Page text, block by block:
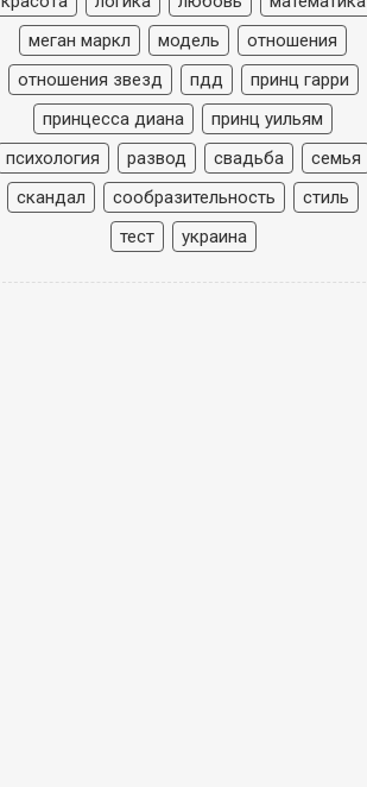
меган маркл
модель
отношения
отношения звезд
пдд
принц гарри
принцесса диана
принц уильям
психология
развод свадьба
семья
скандал
сообразительность
стиль
тест
украина